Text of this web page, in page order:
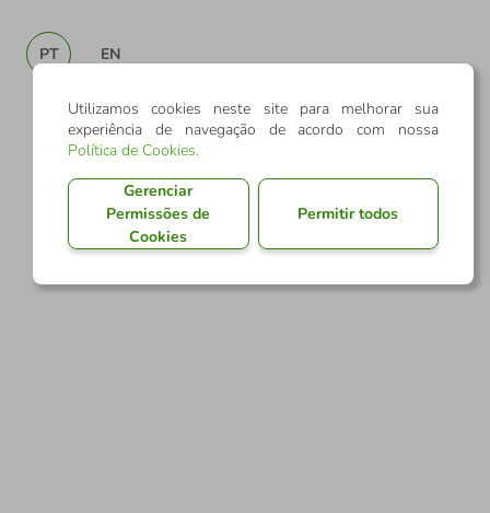
PT EN
Utilizamos cookies neste site para melhorar sua
experiência de navegação de acordo com nossa
Política de Cookies.
Gerenciar
Permissões de
Cookies
Permitir todos